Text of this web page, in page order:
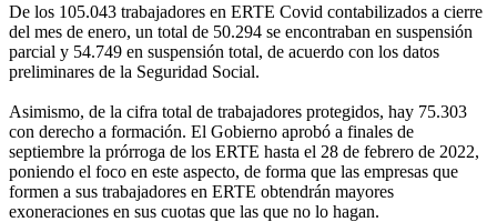
De los 105.043 trabajadores en ERTE Covid contabilizados a cierre
del mes de enero, un total de 50.294 se encontraban en suspensión
parcial y 54.749 en suspensión total, de acuerdo con los datos
preliminares de la Seguridad Social.
Asimismo, de la cifra total de trabajadores protegidos, hay 75.303
con derecho a formación. El Gobierno aprobó a finales de
septiembre la prórroga de los ERTE hasta el 28 de febrero de 2022,
poniendo el foco en este aspecto, de forma que las empresas que
formen a sus trabajadores en ERTE obtendrán mayores
exoneraciones en sus cuotas que las que no lo hagan.